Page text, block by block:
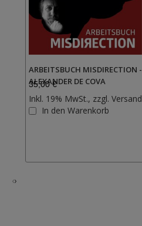
ARBEITSBUCH MISDIRECTION -
ALEXANDER DE COVA
35,00 €
Inkl. 19% MwSt., zzgl. Versand
In den Warenkorb
‹›